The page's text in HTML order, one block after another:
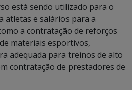
está sendo utilizado para o
atletas e salários para a
a contratação de reforços
materiais esportivos,
adequada para treinos de alto
contratação de prestadores de